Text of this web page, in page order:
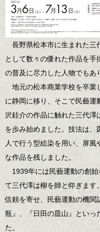
長野県松本市に生まれた三
として数々の優れた作品を
の普及に尽力した人物でもあ
地元の松本商業学校を卒業
に静岡に移り、そこで民藝
沢銈介の作品に触れた三代澤
を歩み始めました。技法は
人で行う型絵染を用い、屏
な作品を残しました。
1939年には民藝運動の創始
て三代澤は柳を師と仰ぎます
信頼を寄せ、民藝運動の機関
瓶』、『日田の皿山』といっ
た。